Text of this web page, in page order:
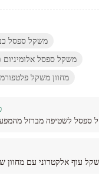
משקל ספסל
משקל ספסל אלומיניום
מחוון משקל
ספסל לשטיפה מברזל